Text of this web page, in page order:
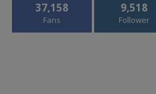
37,158
Fans
9,518
Follower